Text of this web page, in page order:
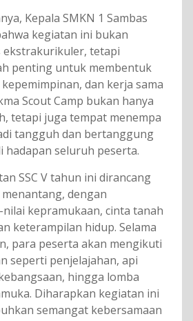
Kepala SMKN 1 Sambas
kegiatan ini bukan
tetapi
penting untuk membentuk
dan kerja sama
Scout Camp bukan hanya
tetapi juga tempat menempa
tangguh dan bertanggung
hadapan seluruh peserta.
SSC V tahun ini dirancang
dengan
kepramukaan, cinta tanah
keterampilan hidup. Selama
para peserta akan mengikuti
seperti penjelajahan, api
hingga lomba
Diharapkan kegiatan ini
semangat kebersamaan